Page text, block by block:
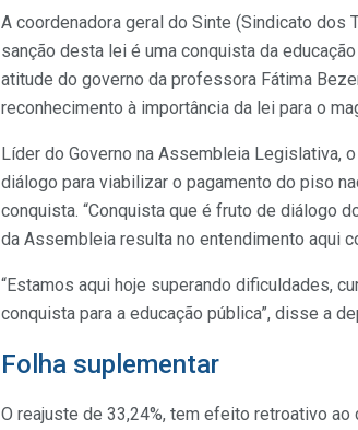
A coordenadora geral do Sinte (Sindicato dos
sanção desta lei é uma conquista da
atitude do governo da professora Fátima
reconhecimento à importância da lei para o
Líder do Governo na Assembleia Legislativa,
diálogo para viabilizar o pagamento do piso
conquista. “Conquista que é fruto de diálogo
da Assembleia resulta no entendimento aqui
“Estamos aqui hoje superando dificuldades,
conquista para a educação pública”, disse a
Folha suplementar
O reajuste de 33,24%, tem efeito retroativo